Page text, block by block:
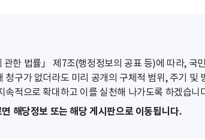
관한 법률」 제7조(행정정보의 공표 등)에 따라,
청구가 없더라도 미리 공개의 구체적 범위, 주기
속적으로 확대하고 이를 실천해 나가도록 하겠습니
해당정보 또는 해당 게시판으로 이동됩니다.